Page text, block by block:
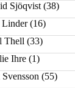
Sjöqvist (38)
Linder(16)
Thell (33)
Ihre (1)
(55)